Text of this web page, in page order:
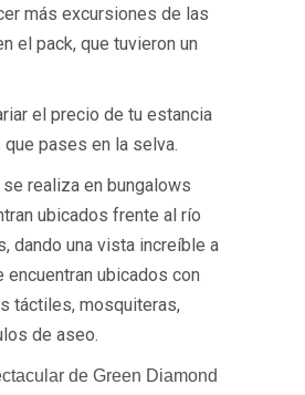
más excursiones de las
el pack, que tuvieron un
el precio de tu estancia
pases en la selva.
realiza en bungalows
ubicados frente al río
dando una vista increíble a
encuentran ubicados con
táctiles, mosquiteras,
de aseo.
de Green Diamond